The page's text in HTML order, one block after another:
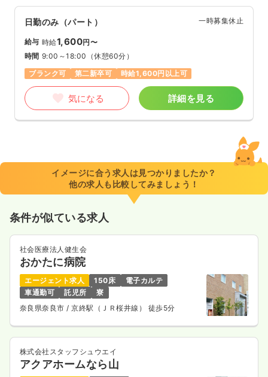
日勤のみ（パート） 一時募集休止
給与 時給1,600円〜
時間 9:00～18:00 （休憩60分）
ブランク可
第二新卒可 時給1,600円以上可
気になる 詳細を見る
イメージに合う求人は見つかりましたか？
他の求人も比較してみましょう！
条件が似ている求人
社会医療法人健生会
おかたに病院
エージェント求人 150床
電子カルテ
車通勤可
託児所
寮
奈良県奈良市/ 京終駅（ＪＲ桜井線） 徒歩5分
株式会社スタッフシュウエイ
アクアホームなら山